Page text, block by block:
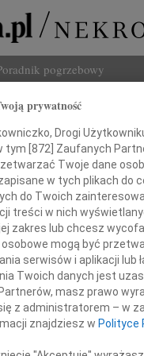
pogrzebowy
Panu
Wojciechowi
prywatność
Drogi
tym [872] Zaufanych
Twoje dane
w tych plikach do
do Twoich
treści w nich
zakres lub chcesz
osobowe mogą być
serwisów i aplikacji lub
Twoich danych jest
masz prawo
z administratorem – w
znajdziesz w Polityce